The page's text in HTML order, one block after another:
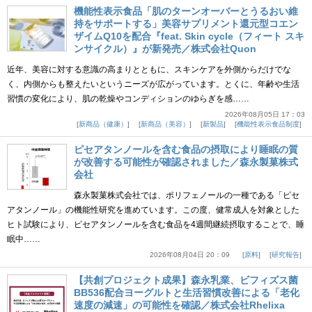
機能性表示食品「肌のターンオーバーとうるおい維
持をサポートする」美容サプリメント還元型コエン
ザイムQ10を配合『feat. Skin cycle（フィート スキ
ンサイクル）』が新発売／株式会社Quon
近年、美容に対する意識の高まりとともに、スキンケアを外側からだけでな
く、内側からも整えたいというニーズが広がっています。とくに、年齢や生活
習慣の変化により、肌の乾燥やコンディションのゆらぎを感……
2026年08月05日 17：03
新商品（健康）
新商品（美容） 新製品 機能性表示食品制度
ピセアタンノールを含む食品の摂取により睡眠の質
が改善する可能性が確認されました／森永製菓株式
会社
森永製菓株式会社では、ポリフェノールの一種である「ピセ
アタンノール」の機能性研究を進めています。この度、健常成人を対象とした
ヒト試験により、ピセアタンノールを含む食品を4週間継続摂取することで、睡
眠中……
2026年08月04日 20：09 原料 研究報告
【共創プロジェクト成果】森永乳業、ビフィズス菌
BB536配合ヨーグルトと生活習慣改善による「老化
速度の減速」の可能性を確認／株式会社Rhelixa